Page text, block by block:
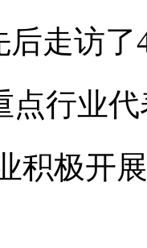
后走访
点行业
积极开